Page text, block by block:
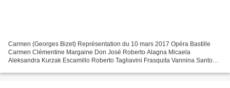
Carmen (Georges Bizet) Représentation du 10 mars 2017 Opéra Bastille
Carmen Clémentine Margaine Don José Roberto Alagna Micaela
Aleksandra Kurzak Escamillo Roberto Tagliavini Frasquita Vannina Santoni